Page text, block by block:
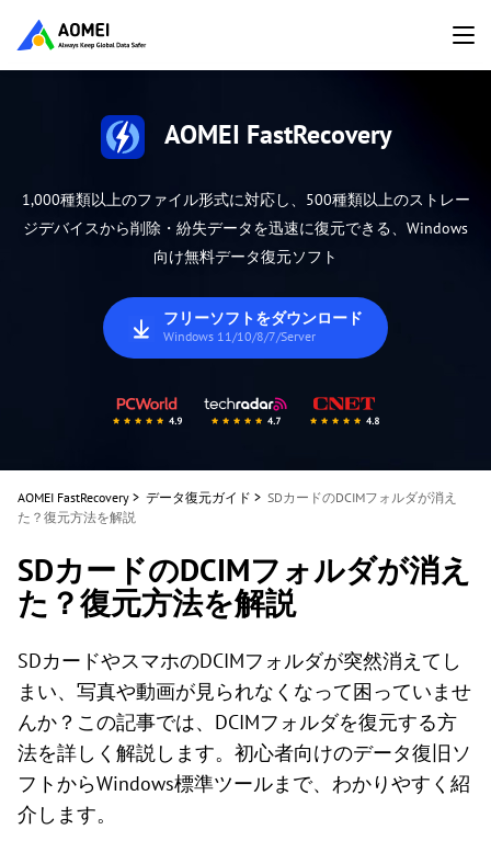
AOMEI FastRecovery
1,000種類以上のファイル形式に対応し、500種類以上のストレー
ジデバイスから削除・紛失データを迅速に復元できる、Windows
向け無料データ復元ソフト
フリーソフトをダウンロード
Windows 11/10/8/7/Server
AOMEI FastRecovery > データ復元ガイド > SDカードのDCIMフォルダが消え
た？復元方法を解説
SDカードのDCIMフォルダが消え
た？復元方法を解説
SDカードやスマホのDCIMフォルダが突然消えてし
まい、写真や動画が見られなくなって困っていませ
んか？この記事では、DCIMフォルダを復元する方
法を詳しく解説します。初心者向けのデータ復旧ソ
フトからWindows標準ツールまで、わかりやすく紹
介します。